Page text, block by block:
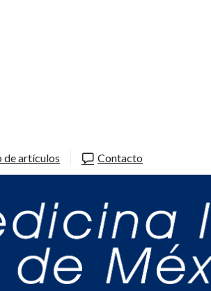
de artículos Contacto